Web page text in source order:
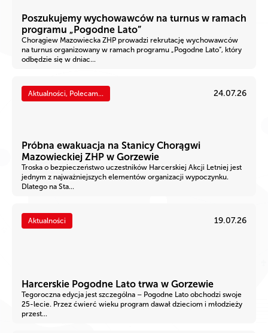
Poszukujemy wychowawców na turnus w ramach
programu „Pogodne Lato”
Chorągiew Mazowiecka ZHP prowadzi rekrutację wychowawców
na turnus organizowany w ramach programu „Pogodne Lato”, który
odbędzie się w dniac...
Aktualności, Polecam... 24.07.26
Próbna ewakuacja na Stanicy Chorągwi
Mazowieckiej ZHP w Gorzewie
Troska o bezpieczeństwo uczestników Harcerskiej Akcji Letniej jest
jednym z najważniejszych elementów organizacji wypoczynku.
Dlatego na Sta...
Aktualności 19.07.26
Harcerskie Pogodne Lato trwa w Gorzewie
Tegoroczna edycja jest szczególna – Pogodne Lato obchodzi swoje
25-lecie. Przez ćwierć wieku program dawał dzieciom i młodzieży
przest...